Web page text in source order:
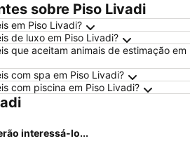
sobre Piso Livadi
em Piso Livadi?
de luxo em Piso Livadi?
que aceitam animais de estimação em
com spa em Piso Livadi?
com piscina em Piso Livadi?
interessá-lo...